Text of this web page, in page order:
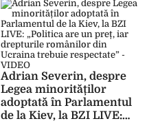
în privinţa relaţiilor
ruso-americane şi a
merge pe faţă către
consolidarea
parteneriatului cu Rusia”
Adrian Severin, despre
Legea minorităților
adoptată în Parlamentul
de la Kiev, la BZI LIVE: